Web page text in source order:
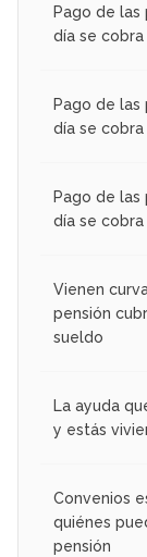
Pago de las
día se cobra
Pago de las
día se cobra
Pago de las
día se cobra
Vienen
pensión
sueldo
La ayuda
y estás
Convenios
quiénes
pensión